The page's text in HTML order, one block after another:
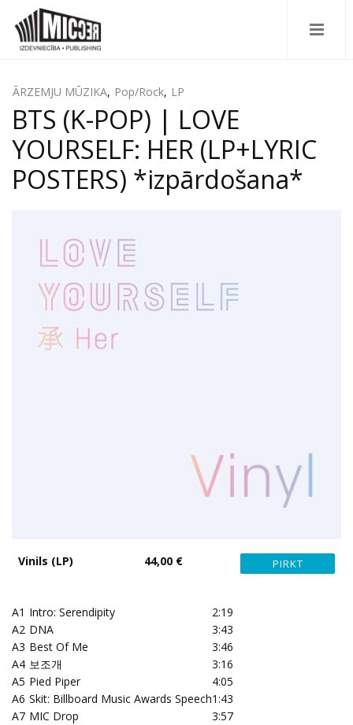
ĀRZEMJU MŪZIKA, Pop/Rock, LP
BTS (K-POP) | LOVE
YOURSELF: HER (LP+LYRIC
POSTERS) *izpārdošana*
Vinils (LP) 44,00 €
A1 Intro: Serendipity
2:19
A2 DNA
3:43
A3 Best Of Me
3:46
A4 보조개
3:16
A5 Pied Piper
4:05
A6 Skit: Billboard Music Awards Speech1:43
A7 MIC Drop
3:57